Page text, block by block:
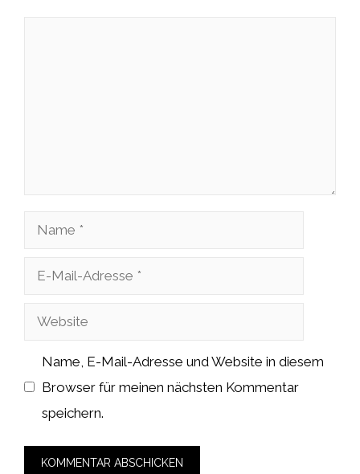
Name
Adresse
Website
Name, E-Mail-Adresse und Website in diesem
Browser für meinen nächsten Kommentar
speichern.